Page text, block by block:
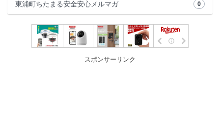
0
東浦町ちたまる安全安心メルマガ
スポンサーリンク